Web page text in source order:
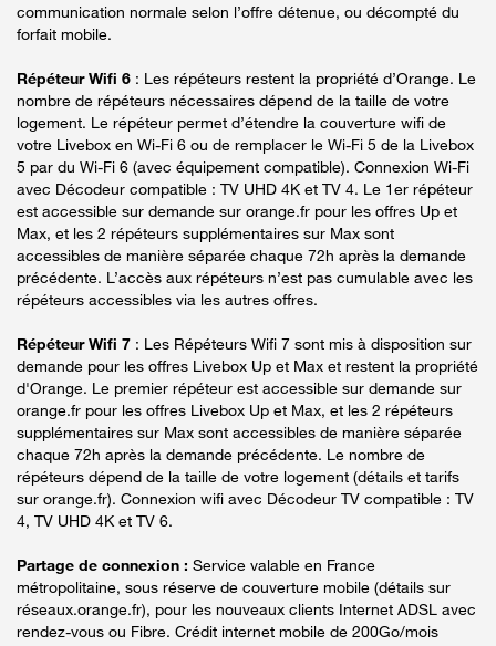
communication normale selon l’offre détenue, ou décompté du
forfait mobile.
Répéteur Wifi 6 : Les répéteurs restent la propriété d’Orange. Le
nombre de répéteurs nécessaires dépend de la taille de votre
logement. Le répéteur permet d’étendre la couverture wifi de
votre Livebox en Wi-Fi 6 ou de remplacer le Wi-Fi 5 de la Livebox
5 par du Wi-Fi 6 (avec équipement compatible). Connexion Wi-Fi
avec Décodeur compatible : TV UHD 4K et TV 4. Le 1er répéteur
est accessible sur demande sur orange.fr pour les offres Up et
Max, et les 2 répéteurs supplémentaires sur Max sont
accessibles de manière séparée chaque 72h après la demande
précédente. L’accès aux répéteurs n’est pas cumulable avec les
répéteurs accessibles via les autres offres.
Répéteur Wifi 7 : Les Répéteurs Wifi 7 sont mis à disposition sur
demande pour les offres Livebox Up et Max et restent la propriété
d'Orange. Le premier répéteur est accessible sur demande sur
orange.fr pour les offres Livebox Up et Max, et les 2 répéteurs
supplémentaires sur Max sont accessibles de manière séparée
chaque 72h après la demande précédente. Le nombre de
répéteurs dépend de la taille de votre logement (détails et tarifs
sur orange.fr). Connexion wifi avec Décodeur TV compatible : TV
4, TV UHD 4K et TV 6.
Partage de connexion : Service valable en France
métropolitaine, sous réserve de couverture mobile (détails sur
réseaux.orange.fr), pour les nouveaux clients Internet ADSL avec
rendez-vous ou Fibre. Crédit internet mobile de 200Go/mois